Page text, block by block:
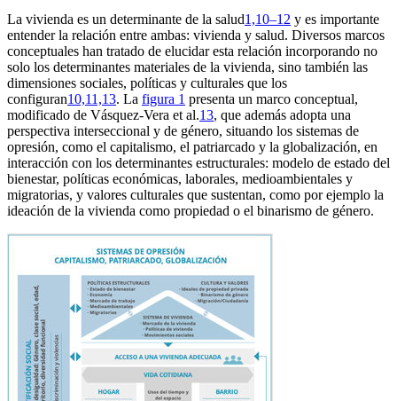
La vivienda es un determinante de la salud1,10–12 y es importante
entender la relación entre ambas: vivienda y salud. Diversos marcos
conceptuales han tratado de elucidar esta relación incorporando no
solo los determinantes materiales de la vivienda, sino también las
dimensiones sociales, políticas y culturales que los
configuran10,11,13. La figura 1 presenta un marco conceptual,
modificado de Vásquez-Vera et al.13, que además adopta una
perspectiva interseccional y de género, situando los sistemas de
opresión, como el capitalismo, el patriarcado y la globalización, en
interacción con los determinantes estructurales: modelo de estado del
bienestar, políticas económicas, laborales, medioambientales y
migratorias, y valores culturales que sustentan, como por ejemplo la
ideación de la vivienda como propiedad o el binarismo de género.